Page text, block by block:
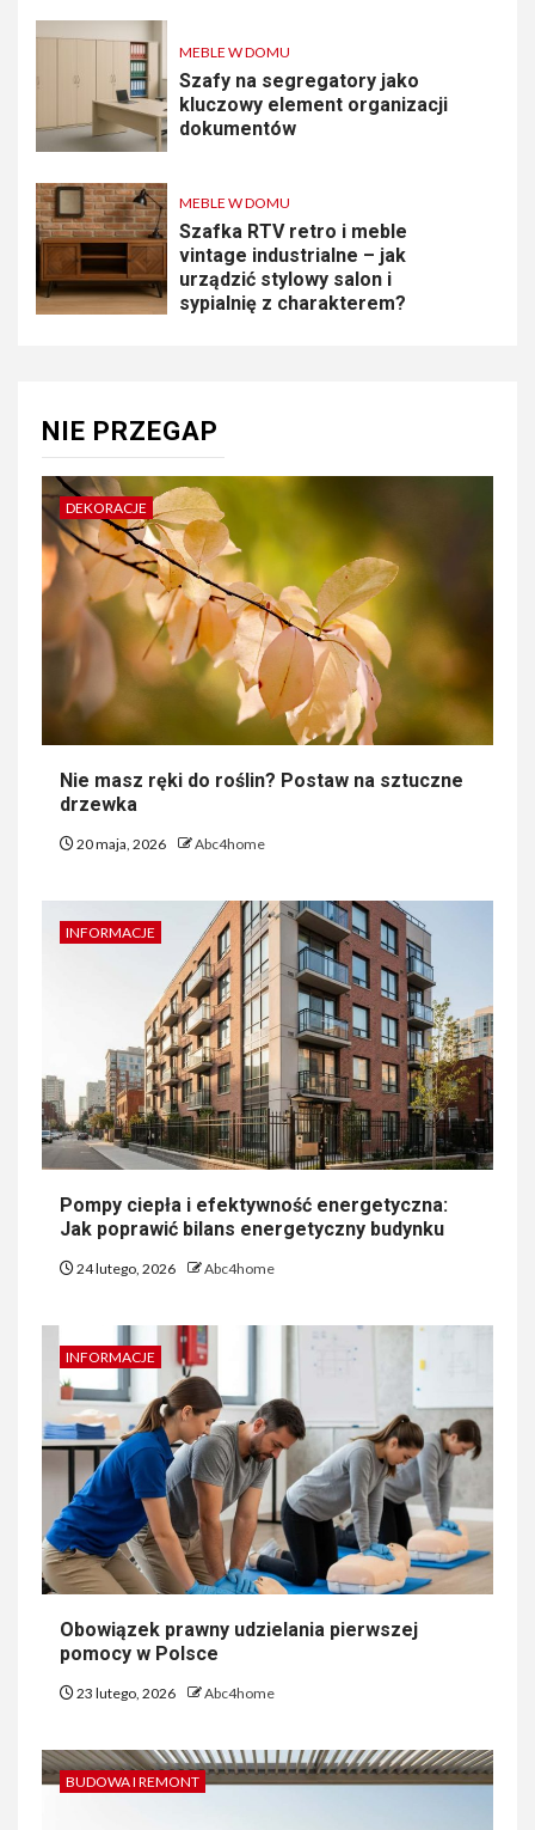
MEBLE W DOMU
Szafy na segregatory jako
kluczowy element organizacji
dokumentów
MEBLE W DOMU
Szafka RTV retro i meble
vintage industrialne – jak
urządzić stylowy salon i
sypialnię z charakterem?
NIE PRZEGAP
DEKORACJE
Nie masz ręki do roślin? Postaw na sztuczne
drzewka
20 maja, 2026 Abc4home
INFORMACJE
Pompy ciepła i efektywność energetyczna:
Jak poprawić bilans energetyczny budynku
24 lutego, 2026 Abc4home
INFORMACJE
Obowiązek prawny udzielania pierwszej
pomocy w Polsce
23 lutego, 2026 Abc4home
BUDOWA I REMONT